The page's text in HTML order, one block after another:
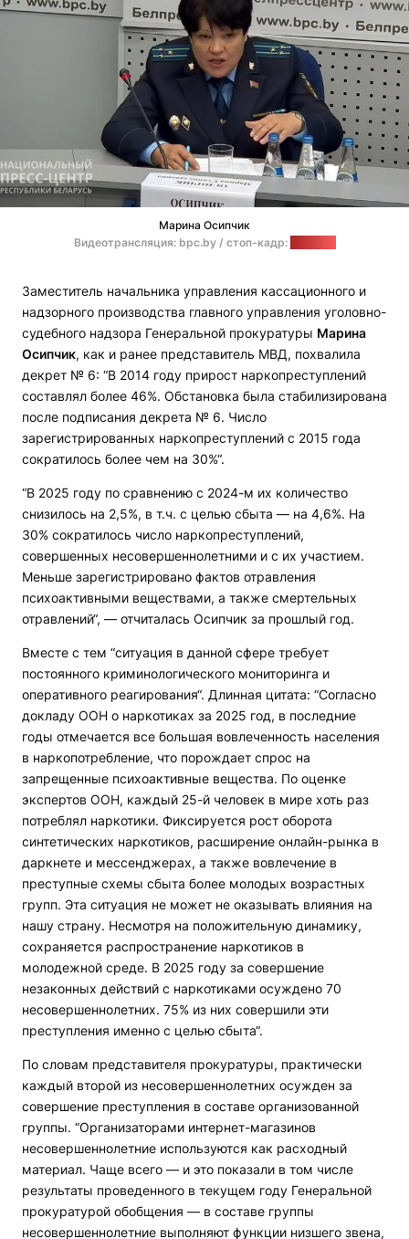
Марина Осипчик
Видеотрансляция: bpc.by / стоп-кадр:
Заместитель начальника управления кассационного и
надзорного производства главного управления уголовно-
судебного надзора Генеральной прокуратуры Марина
Осипчик, как и ранее представитель МВД, похвалила
декрет № 6: “В 2014 году прирост наркопреступлений
составлял более 46%. Обстановка была стабилизирована
после подписания декрета № 6. Число
зарегистрированных наркопреступлений с 2015 года
сократилось более чем на 30%“.
“В 2025 году по сравнению с 2024-м их количество
снизилось на 2,5%, в т.ч. с целью сбыта — на 4,6%. На
30% сократилось число наркопреступлений,
совершенных несовершеннолетними и с их участием.
Меньше зарегистрировано фактов отравления
психоактивными веществами, а также смертельных
отравлений“, — отчиталась Осипчик за прошлый год.
Вместе с тем “ситуация в данной сфере требует
постоянного криминологического мониторинга и
оперативного реагирования“. Длинная цитата: “Согласно
докладу ООН о наркотиках за 2025 год, в последние
годы отмечается все большая вовлеченность населения
в наркопотребление, что порождает спрос на
запрещенные психоактивные вещества. По оценке
экспертов ООН, каждый 25-й человек в мире хоть раз
потреблял наркотики. Фиксируется рост оборота
синтетических наркотиков, расширение онлайн-рынка в
даркнете и мессенджерах, а также вовлечение в
преступные схемы сбыта более молодых возрастных
групп. Эта ситуация не может не оказывать влияния на
нашу страну. Несмотря на положительную динамику,
сохраняется распространение наркотиков в
молодежной среде. В 2025 году за совершение
незаконных действий с наркотиками осуждено 70
несовершеннолетних. 75% из них совершили эти
преступления именно с целью сбыта“.
По словам представителя прокуратуры, практически
каждый второй из несовершеннолетних осужден за
совершение преступления в составе организованной
группы. “Организаторами интернет-магазинов
несовершеннолетние используются как расходный
материал. Чаще всего — и это показали в том числе
результаты проведенного в текущем году Генеральной
прокуратурой обобщения — в составе группы
несовершеннолетние выполняют функции низшего звена,